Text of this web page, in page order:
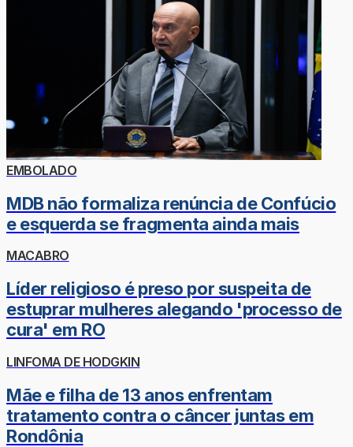
EMBOLADO
MDB não formaliza renúncia de Confúcio
e esquerda se fragmenta ainda mais
MACABRO
Líder religioso é preso por suspeita de
estuprar mulheres alegando 'processo de
cura' em RO
LINFOMA DE HODGKIN
Mãe e filha de 13 anos enfrentam
tratamento contra o câncer juntas em
Rondônia